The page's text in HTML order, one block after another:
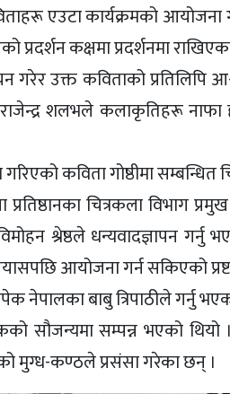
एउटा कार्यक्रमको
प्रदर्शन कक्षमा प्रदर्शनमा
गरेर उक्त कविताको प्रतिलिपि
शलभले कलाकृतिहरू नाफा
कविता गोष्ठीमा सम्बन्धित
प्रतिष्ठानका चित्रकला विभाग
श्रेष्ठले धन्यवादज्ञापन गर्नु
आयोजना गर्न सकिएको प्रष्ट
नेपालका बाबु त्रिपाठीले गर्नु
सौजन्यमा सम्पन्न भएको
मुग्ध-कण्ठले प्रसंसा गरेका छन् ।